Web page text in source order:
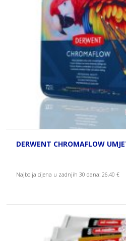
DERWENT CHROMAFLOW
Najbolja cijena u zadnjih 30 dana: 26,40 €